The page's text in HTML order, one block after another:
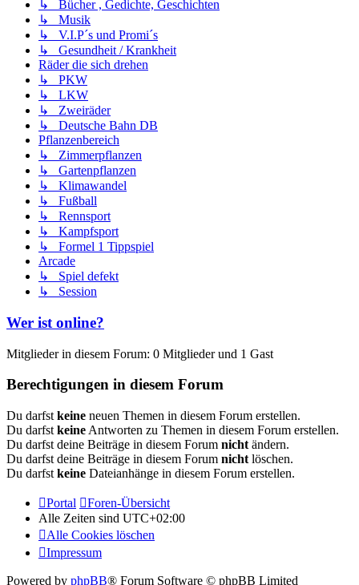
↳ Bücher , Gedichte, Geschichten
↳ Musik
↳ V.I.P´s und Promi´s
↳ Gesundheit / Krankheit
Räder die sich drehen
↳ PKW
↳ LKW
↳ Zweiräder
↳ Deutsche Bahn DB
Pflanzenbereich
↳ Zimmerpflanzen
↳ Gartenpflanzen
↳ Klimawandel
↳ Fußball
↳ Rennsport
↳ Kampfsport
↳ Formel 1 Tippspiel
Arcade
↳ Spiel defekt
↳ Session
Wer ist online?
Mitglieder in diesem Forum: 0 Mitglieder und 1 Gast
Berechtigungen in diesem Forum
Du darfst keine neuen Themen in diesem Forum erstellen.
Du darfst keine Antworten zu Themen in diesem Forum erstellen.
Du darfst deine Beiträge in diesem Forum nicht ändern.
Du darfst deine Beiträge in diesem Forum nicht löschen.
Du darfst keine Dateianhänge in diesem Forum erstellen.
Portal
Foren-Übersicht
Alle Zeiten sind UTC+02:00
Alle Cookies löschen
Impressum
Powered by phpBB® Forum Software © phpBB Limited